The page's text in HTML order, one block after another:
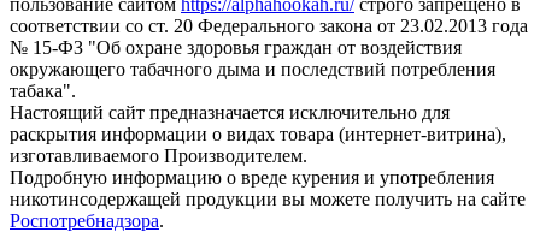
пользование сайтом https://alphahookah.ru/строго запрещено в
соответствии со ст. 20 Федерального закона от 23.02.2013 года
№ 15-ФЗ "Об охране здоровья граждан от воздействия
окружающего табачного дыма и последствий потребления
табака".
Настоящий сайт предназначается исключительно для
раскрытия информации о видах товара (интернет-витрина),
изготавливаемого Производителем.
Подробную информацию о вреде курения и употребления
никотинсодержащей продукции вы можете получить на сайте
Роспотребнадзора.